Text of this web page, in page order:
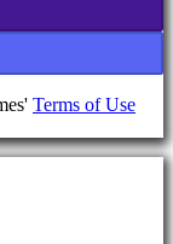
Terms of Use